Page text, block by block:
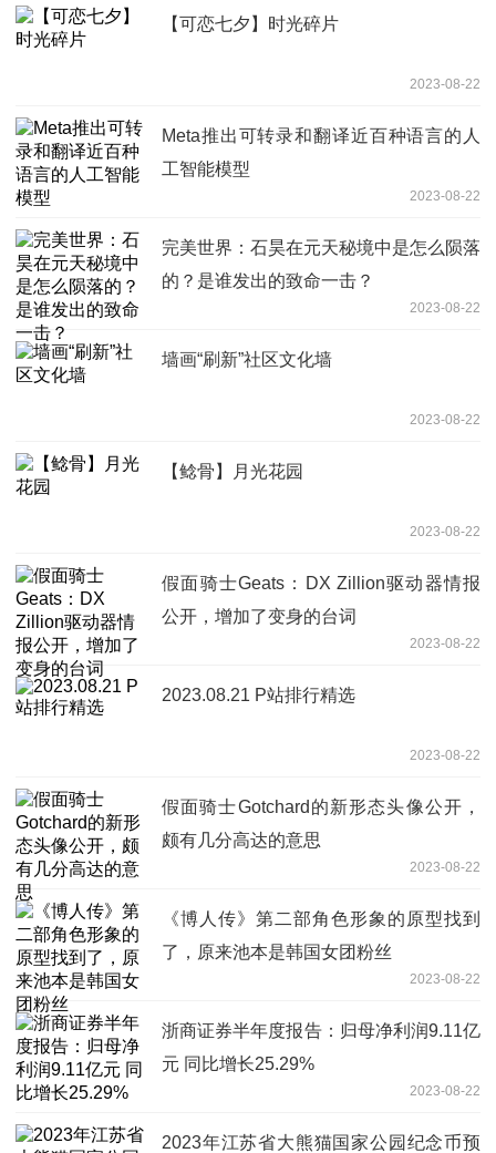
【可恋七夕】时光碎片
2023-08-22
Meta推出可转录和翻译近百种语言的人
工智能模型
2023-08-22
完美世界：石昊在元天秘境中是怎么陨落
的？是谁发出的致命一击？
2023-08-22
墙画“刷新”社区文化墙
2023-08-22
【鲶骨】月光花园
2023-08-22
假面骑士Geats：DX Zillion驱动器情报
公开，增加了变身的台词
2023-08-22
2023.08.21 P站排行精选
2023-08-22
假面骑士Gotchard的新形态头像公开，
颇有几分高达的意思
2023-08-22
《博人传》第二部角色形象的原型找到
了，原来池本是韩国女团粉丝
2023-08-22
浙商证券半年度报告：归母净利润9.11亿
元 同比增长25.29%
2023-08-22
2023年江苏省大熊猫国家公园纪念币预